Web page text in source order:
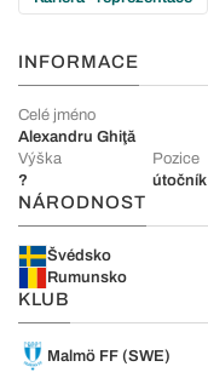
INFORMACE
Celé jméno
Alexandru Ghiţă
Výška
?
Pozice
útočník
NÁRODNOST
Švédsko
Rumunsko
KLUB
Malmö FF (SWE)